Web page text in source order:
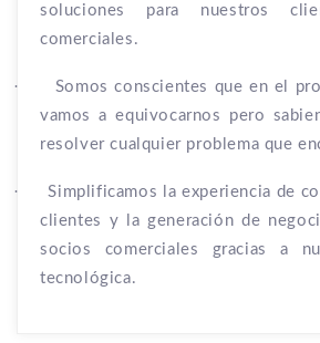
soluciones para nuestros
comerciales.
·
Somos conscientes que en el
vamos a equivocarnos pero
resolver cualquier problema que
·
Simplificamos la experiencia de
clientes y la generación de
socios comerciales gracias a
tecnológica.